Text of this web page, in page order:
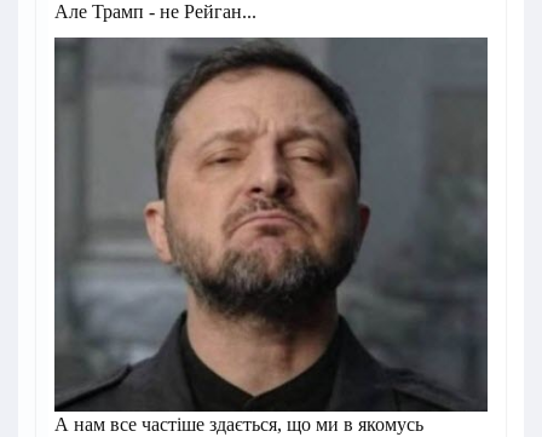
Але Трамп - не Рейган...
А нам все частіше здається, що ми в якомусь